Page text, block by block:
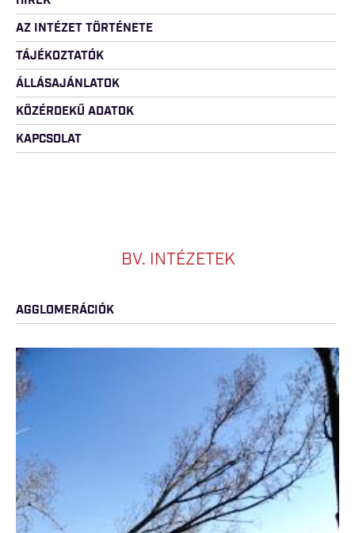
AZ INTÉZET TÖRTÉNETE
TÁJÉKOZTATÓK
ÁLLÁSAJÁNLATOK
KÖZÉRDEKŰ ADATOK
KAPCSOLAT
BV. INTÉZETEK
AGGLOMERÁCIÓK